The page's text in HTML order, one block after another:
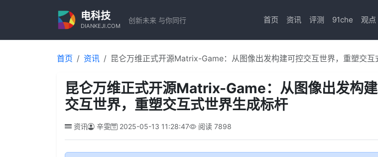
电科技
DIANKEJI.COM
创新未来 与你同行 首页 资讯 评测 91che 观点
首页 资讯 昆仑万维正式开源Matrix-Game：从图像出发构建可控交互世界，重塑交互
昆仑万维正式开源Matrix-Game：从图像出发构
交互世界，重塑交互式世界生成标杆
资讯 辛雯 2025-05-13 11:28:47 阅读 7898